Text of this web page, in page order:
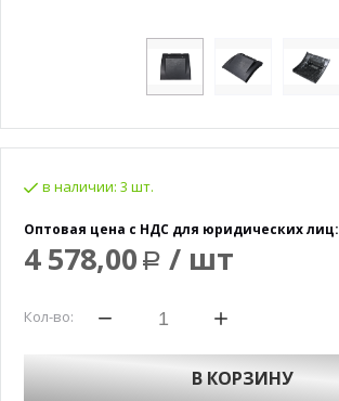
в наличии: 3 шт.
Оптовая цена с НДС для юридических лиц:
4 578,00 Р / шт
Кол-во:
В КОРЗИНУ